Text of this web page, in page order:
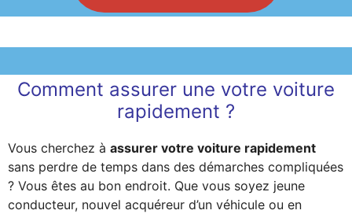
Comment assurer une votre voiture
rapidement ?
Vous cherchez à assurer votre voiture rapidement
sans perdre de temps dans des démarches compliquées
? Vous êtes au bon endroit. Que vous soyez jeune
conducteur, nouvel acquéreur d’un véhicule ou en